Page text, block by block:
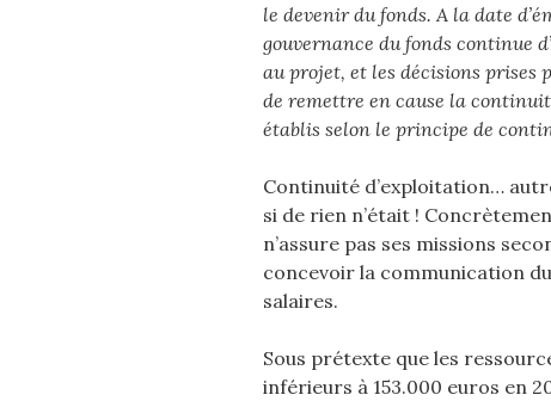
le devenir du fonds. A la date
gouvernance du fonds continue
au projet, et les décisions prises
de remettre en cause la
établis selon le principe de
Continuité d’exploitation…
si de rien n’était !
n’assure pas ses missions
concevoir la communication
salaires.
Sous prétexte que les
inférieurs à 153.000 euros en